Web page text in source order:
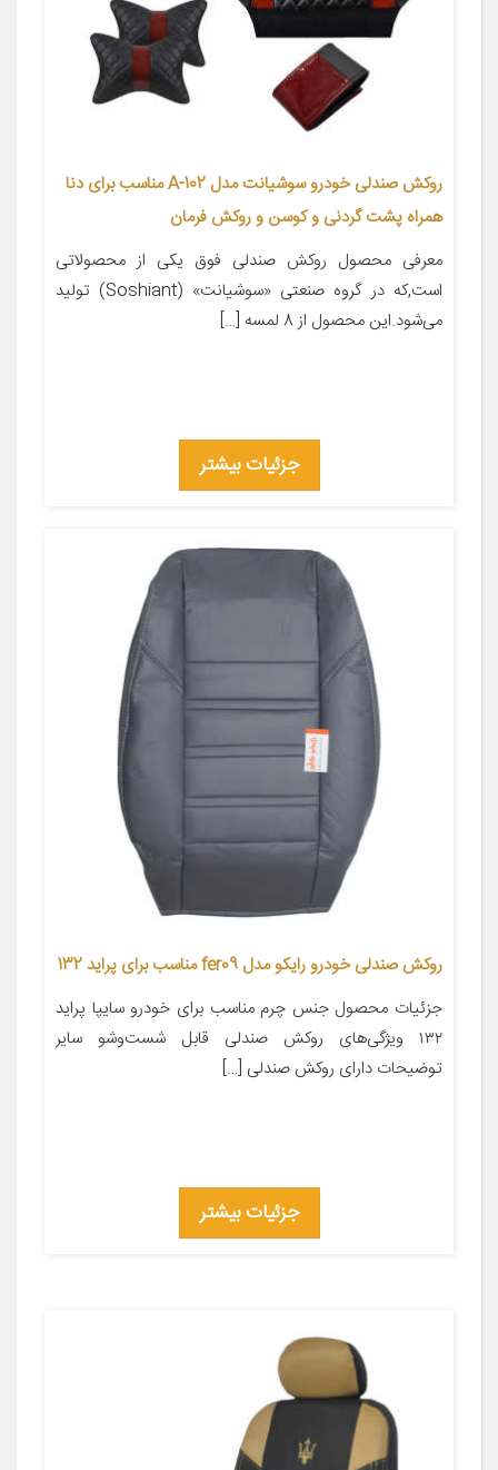
روکش صندلی خودرو سوشیانت مدل A-102 مناسب برای دنا
همراه پشت گردنی و کوسن و روکش فرمان
معرفی محصول روکش صندلی فوق یکی از محصولاتی
است,که در گروه صنعتی «سوشیانت» (Soshiant) تولید
می‌شود.این محصول از 8 لمسه […]
جزئیات بیشتر
روکش صندلی خودرو رایکو مدل fer09 مناسب برای پراید 132
جزئیات محصول جنس چرم مناسب برای خودرو سایپا پراید
۱۳۲ ویژگی‌های روکش صندلی قابل شست‌وشو سایر
توضیحات دارای روکش صندلی […]
جزئیات بیشتر